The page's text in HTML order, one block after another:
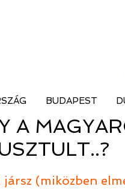
BUDAPEST
A
(miközben